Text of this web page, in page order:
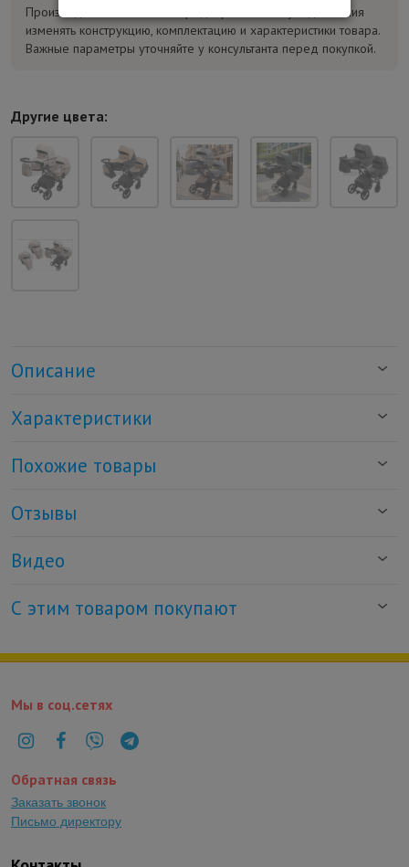
Производитель может без предварительного уведомления
изменять конструкцию, комплектацию и характеристики товара.
Важные параметры уточняйте у консультанта перед покупкой.
Другие цвета:
Описание
Характеристики
Похожие товары
Отзывы
Видео
С этим товаром покупают
Мы в соц.сетях
Обратная связь
Заказать звонок
Письмо директору